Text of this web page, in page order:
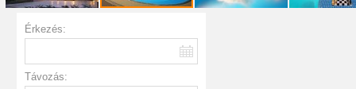
Érkezés:
Távozás: